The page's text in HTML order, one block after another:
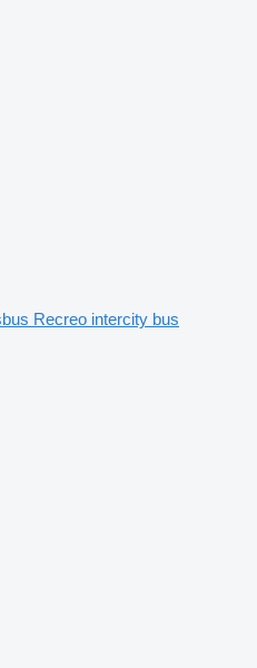
Recreo intercity bus